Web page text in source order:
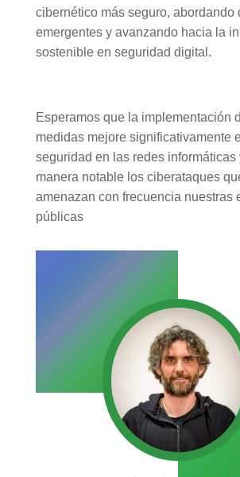
cibernético más seguro, abordando
emergentes y avanzando hacia la
sostenible en seguridad digital.
Esperamos que la implementación
medidas mejore significativamente
seguridad en las redes informáticas
manera notable los ciberataques
amenazan con frecuencia nuestras
públicas